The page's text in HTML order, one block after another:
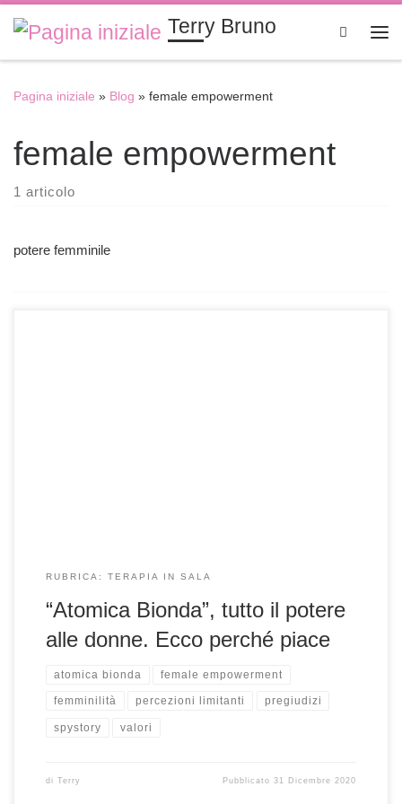
Passa al contenuto Terry Bruno
Search
Pagina iniziale » Blog » female empowerment
female empowerment
1 articolo
potere femminile
RUBRICA: TERAPIA IN SALA
“Atomica Bionda”, tutto il potere
alle donne. Ecco perché piace
atomica bionda female empowerment
femminilità percezioni limitanti pregiudizi
spystory valori
di Terry Pubblicato31 Dicembre 2020